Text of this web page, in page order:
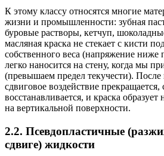
К этому классу относятся многие
жизни и промышленности: зубная
буровые растворы, кетчуп,
масляная краска не стекает с кисти
собственного веса (напряжение ниже
легко наносится на стену, когда мы
(превышаем предел текучести). После
сдвиговое воздействие прекращается,
восстанавливается, и краска
на вертикальной поверхности.
2.2. Псевдопластичные
сдвиге) жидкости